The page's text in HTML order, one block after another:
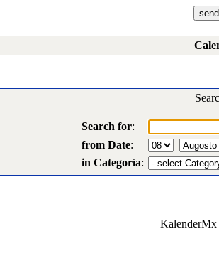
Search for:
from Date:
in Categoría:
KalenderMx